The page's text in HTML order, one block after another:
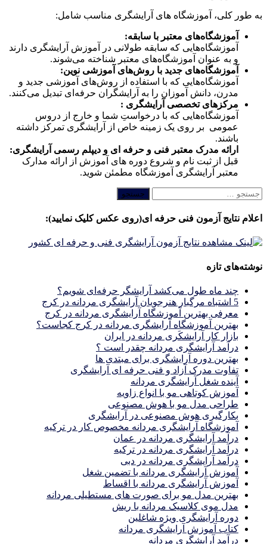
به طور کلی، آموزشگاه های آرایشگری مناسب شامل:
آموزشگاه‌های معتبر با سابقه:
آموزشگاه‌هایی که سابقه طولانی در آموزش آرایشگری دارند
و به عنوان آموزشگاه‌های معتبر شناخته می‌شوند.
آموزشگاه‌های جدید با روش‌های آموزشی نوین:
آموزشگاه‌هایی که با استفاده از روش‌های آموزشی جدید و
مدرن، دانش آموزان را به آرایشگران حرفه‌ای تبدیل می‌کنند.
مرکزهای تخصصی آرایشگری :
آموزشگاه‌هایی که با درخواستِ شما و خارج از دروس
عمومی بر روی یک زمینه خاص از آرایشگری تمرکز داشته
باشند.
ارائه مدرک معتبر فنی و حرفه ای و دیپلم رسمی آرایشگری:
قبل از ثبت نام و شروع دوره های آموزش از ارائه مدارک
معتبر آرایشگری آموزشگاه مطمئن شوید.
جستجو
اعلام نتایج آزمون فنی حرفه ای(روی عکس کلیک نمایید):
نوشته‌های تازه
چند ماه طول می‌کشد آرایشگر حرفه‌ای شویم؟
5 اشتباه مرگبار هنرجویان آرایشگری مردانه در کرج
معرفی بهترین آموزشگاه آرایشگری مردانه در کرج
بهترین آموزشگاه آرایشگری مردانه در کرج کجاست؟
بازار كار آرايشكَرى مردانه در ايران
درآمد آرایشگری مردانه چقدر است ؟
بهترین دوره آرایشگری برای مبتدی ها
تفاوت مدرک آزاد و فنی حرفه ای آرایشگری
آینده شغل آرایشگری مردانه
آموزش کوتاهی مو با انواع زاویه
طراحی مدل مو با هوش مصنوعی
بکارگیری هوش مصنوعی در آرایشگری
آموزشگاه آرایشگری مردانه مخصوص کار در ترکیه
درآمد آرایشگری مردانه در عمان
درآمد آرایشگری مردانه در ترکیه
درآمد آرایشگری مردانه در دبی
آموزش آرایشگری مردانه با تضمین شغل
آموزش آرایشگری مردانه با اقساط
بهترین مدل مو برای صورت های مستطیلی مردانه
مدل موی کلاسیک مردانه با ریش
دوره آرایشگری ویژه شاغلین
کتاب آموزش آرایشگری مردانه
درآمد آرایشگری مردانه